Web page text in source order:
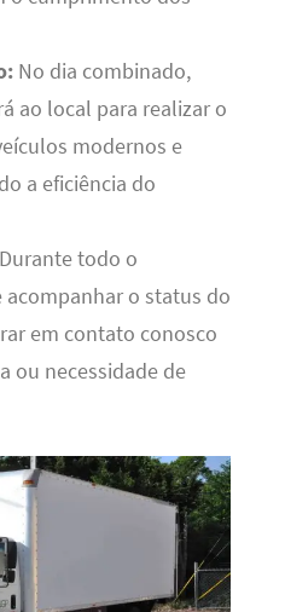
No dia combinado,
ao local para realizar o
modernos e
a eficiência do
Durante todo o
acompanhar o status do
em contato conosco
ou necessidade de